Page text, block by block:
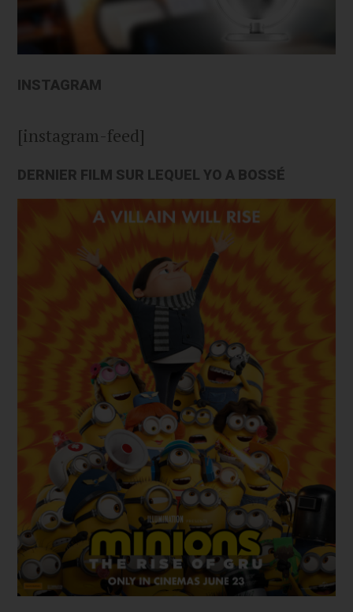
INSTAGRAM
[instagram-feed]
DERNIER FILM SUR LEQUEL YO A BOSSÉ